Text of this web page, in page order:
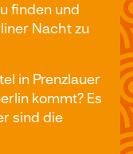
finden und
Nacht zu
in Prenzlauer
kommt? Es
sind die